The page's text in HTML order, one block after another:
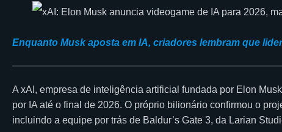
Enquanto Musk aposta em IA, criadores lembram que
A xAI, empresa de inteligência artificial fundada por Elon
por IA até o final de 2026. O próprio bilionário confirmou o
incluindo a equipe por trás de Baldur’s Gate 3, da Larian